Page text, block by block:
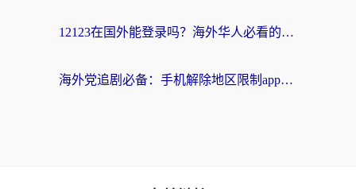
12123在国外能登录吗？海外华人必看的回国加速实用指南
海外党追剧必备：手机解除地区限制app怎么选？解决央视视频&国内剧地区限制全指南